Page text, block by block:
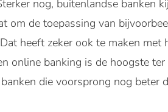
nog, buitenlandse banken
om de toepassing van
heeft zeker ook te maken met
online banking is de hoogste
die voorsprong nog beter